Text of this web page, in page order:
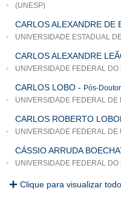
(UNESP)
CARLOS ALEXANDRE DE
UNIVERSIDADE ESTADUAL
CARLOS ALEXANDRE
UNIVERSIDADE FEDERAL DO
CARLOS LOBO - Pós-Doutor
UNIVERSIDADE FEDERAL DE
CARLOS ROBERTO
UNIVERSIDADE FEDERAL DE
CÁSSIO ARRUDA
UNIVERSIDADE FEDERAL
Clique para visualizar